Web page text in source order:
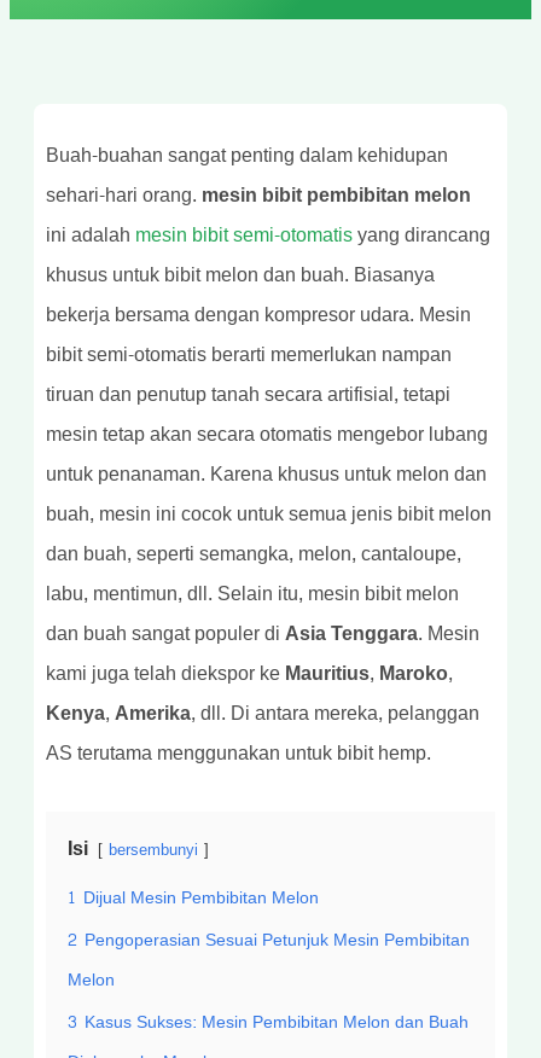
Buah-buahan sangat penting dalam kehidupan
sehari-hari orang. mesin bibit pembibitan melon
ini adalah mesin bibit semi-otomatisyang dirancang
khusus untuk bibit melon dan buah. Biasanya
bekerja bersama dengan kompresor udara. Mesin
bibit semi-otomatis berarti memerlukan nampan
tiruan dan penutup tanah secara artifisial, tetapi
mesin tetap akan secara otomatis mengebor lubang
untuk penanaman. Karena khusus untuk melon dan
buah, mesin ini cocok untuk semua jenis bibit melon
dan buah, seperti semangka, melon, cantaloupe,
labu, mentimun, dll. Selain itu, mesin bibit melon
dan buah sangat populer diAsia Tenggara. Mesin
kami juga telah diekspor keMauritius, Maroko,
Kenya, Amerika, dll. Di antara mereka, pelanggan
AS terutama menggunakan untuk bibit hemp.
Isi bersembunyi
1 Dijual Mesin Pembibitan Melon
2 Pengoperasian Sesuai Petunjuk Mesin Pembibitan
Melon
3 Kasus Sukses: Mesin Pembibitan Melon dan Buah